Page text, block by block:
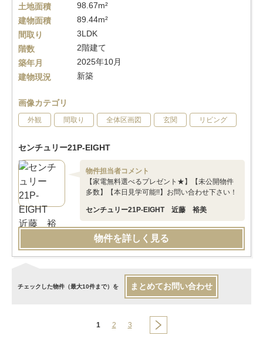
土地面積
98.67m²
建物面積
89.44m²
間取り
3LDK
階数
2階建て
築年月
2025年10月
建物現況
新築
画像カテゴリ
外観 間取り 全体区画図 玄関 リビング
センチュリー21P-EIGHT
物件担当者コメント
【家電無料選べるプレゼント★】【未公開物件
多数】【本日見学可能!!】お問い合わせ下さい！
センチュリー21P-EIGHT 近藤 裕美
物件を詳しく見る
チェックした物件（最大10件まで）を まとめてお問い合わせ
1 2 3